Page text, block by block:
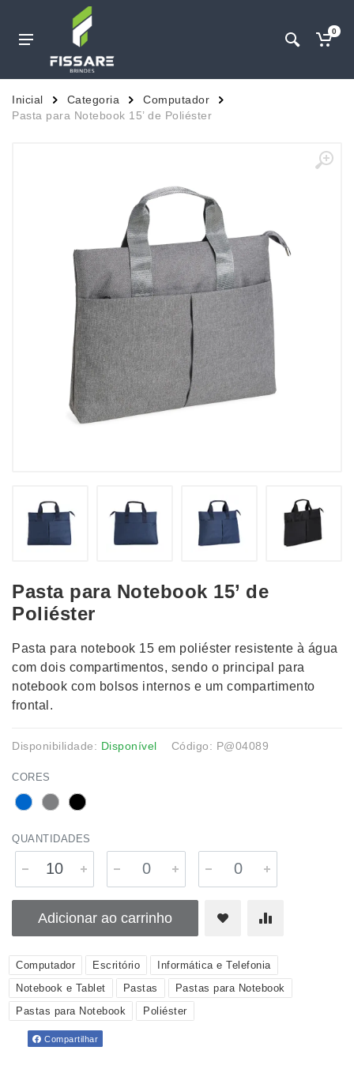
0
Inicial Categoria
Computador
Pasta para Notebook 15’ de Poliéster
Pasta para Notebook 15’ de
Poliéster
Pasta para notebook 15 em poliéster resistente à água
com dois compartimentos, sendo o principal para
notebook com bolsos internos e um compartimento
frontal.
Disponibilidade: Disponível Código: P@04089
CORES
QUANTIDADES
Adicionar ao carrinho
Computador Escritório
Informática e Telefonia
Notebook e Tablet
Pastas
Pastas para Notebook
Pastas para Notebook
Poliéster
Compartilhar